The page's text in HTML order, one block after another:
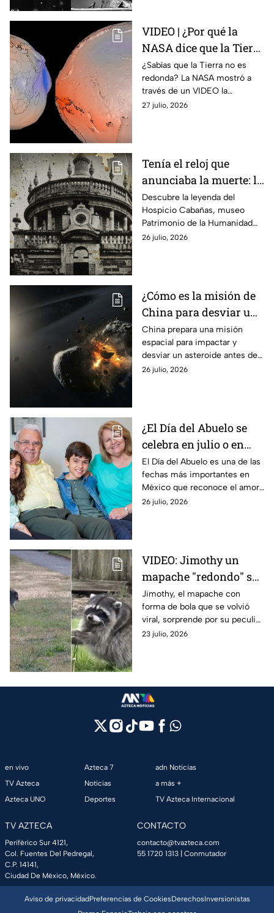
VIDEO | ¿Por qué la
NASA dice que la Tierra
no es una esfera
perfecta? Esta es su
verdadera forma
¿Sabías que la Tierra no es
redonda? La NASA mostró a
través de un VIDEO la
verdadera forma del planeta
27 julio, 2026
Tenía el reloj que
anunciaba la muerte: la
leyenda que esconde el
museo patrimonio de la
humanidad en México
Descubre la leyenda del
Hospicio Cabañas, museo
Patrimonio de la Humanidad
en Jalisco, donde un antiguo
26 julio, 2026
¿Cómo es la misión de
China para desviar un
asteroide antes de
2030?
China prepara una misión
espacial para impactar y
desviar un asteroide antes de
2030. Conoce los detalles de
26 julio, 2026
¿El Día del Abuelo se
celebra en julio o en
agosto? La fecha en la
que se celebra en
México y por qué hay
dos fechas
El Día del Abuelo es una de las
fechas más importantes en
México que reconoce el amor,
respeto y el valor de los
26 julio, 2026
VIDEO: Jimothy un
mapache "redondo" se
vuelve viral: La
explicación detrás de
su peculiar aspecto
Jimothy, el mapache con
forma de bola que se volvió
viral, sorprende por su peculiar
apariencia. Su singular aspecto
23 julio, 2026
en vivo
TV Azteca
Azteca UNO
Azteca 7
Noticias
Deportes
adn Noticias
a más +
TV Azteca Internacional
TV AZTECA
Periférico Sur 4121,
Col. Fuentes Del Pedregal,
C.P. 14141,
Ciudad De México, México.
CONTACTO
contacto@tvazteca.com
55 1720 1313 | Conmutador
Aviso de privacidadPreferencias de CookiesDerechosInversionistas